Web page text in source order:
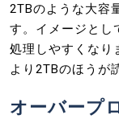
2TBのような大容
す。イメージとし
処理しやすくなり
より2TBのほうが
オーバープ